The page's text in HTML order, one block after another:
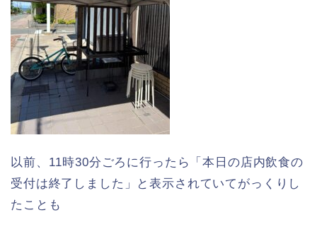
以前、11時30分ごろに行ったら「本日の店内飲食の
受付は終了しました」と表示されていてがっくりし
たことも